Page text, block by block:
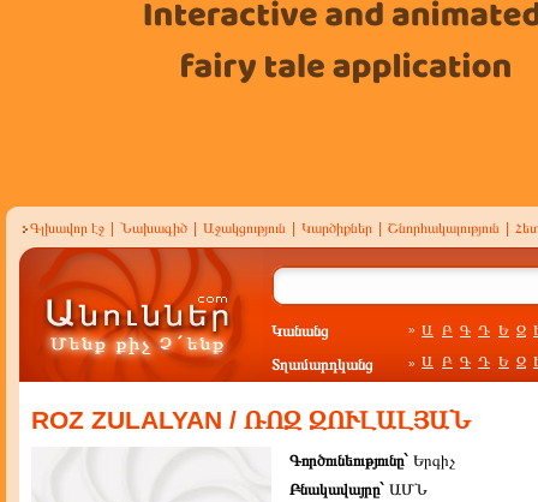
Գլխավոր էջ Նախագիծ Աջակցություն Կարծիքներ Շնորհակալություն
Կանանց » Ա Բ Գ Դ Ե Զ
Տղամարդկանց » Ա Բ Գ Դ Ե Զ
ROZ ZULALYAN / ՌՈԶ ԶՈՒԼԱԼՅԱՆ
Գործունեությունը` Երգիչ
Բնակավայրը` ԱՄՆ